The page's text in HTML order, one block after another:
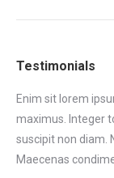
Testimonials
Enim sit lorem
maximus. Integer
suscipit non diam.
Maecenas